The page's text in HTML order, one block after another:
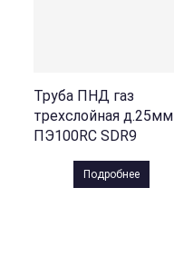
Труба ПНД газ
трехслойная д.25мм
ПЭ100RC SDR9
Подробнее